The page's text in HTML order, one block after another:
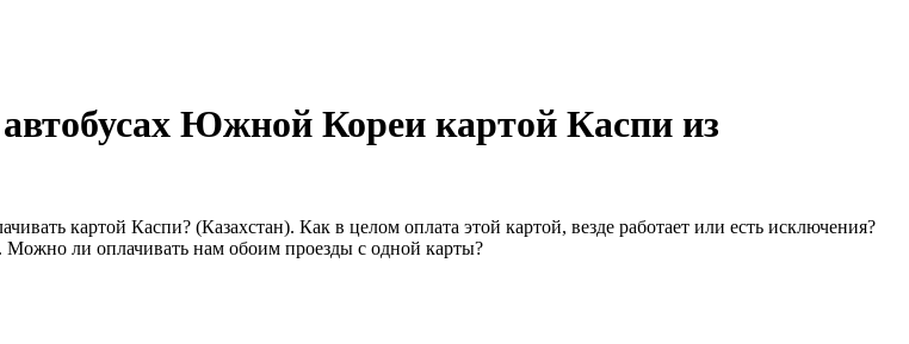
Южной Кореи картой Каспи из
картой Каспи? (Казахстан). Как в целом оплата этой картой, везде работает или есть исключения?
Можно ли оплачивать нам обоим проезды с одной карты?